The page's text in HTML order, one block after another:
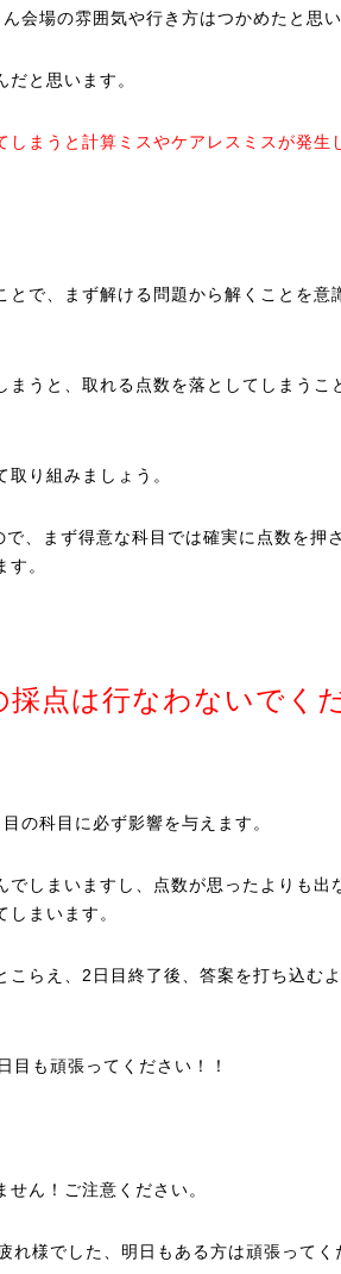
会場の雰囲気や行き方はつかめたと思い
と思います。
しまうと計算ミスやケアレスミスが発生
で、まず解ける問題から解くことを意
まうと、取れる点数を落としてしまうこ
り組みましょう。
、まず得意な科目では確実に点数を押
。
採点は行なわないでく
の科目に必ず影響を与えます。
でしまいますし、点数が思ったよりも出
まいます。
こらえ、2日目終了後、答案を打ち込む
目も頑張ってください！！
ん！ご注意ください。
れ様でした、明日もある方は頑張ってく